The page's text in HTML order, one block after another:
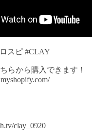
スピ #CLAY
らから購入できます！
clay_0920